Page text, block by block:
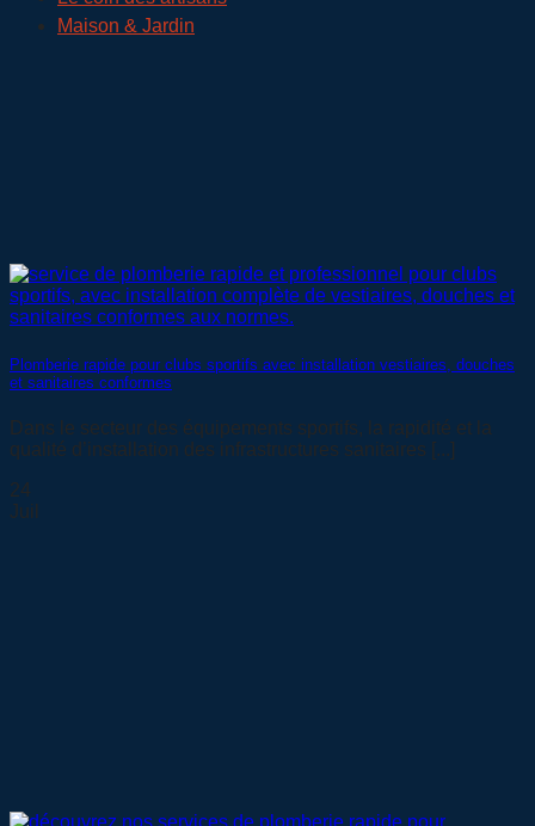
Maison & Jardin
Plomberie rapide pour clubs sportifs avec installation vestiaires, douches
et sanitaires conformes
Dans le secteur des équipements sportifs, la rapidité et la
qualité d’installation des infrastructures sanitaires [...]
24
Juil